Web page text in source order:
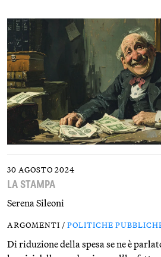
30 AGOSTO 2024
LA STAMPA
Serena Sileoni
ARGOMENTI / POLITICHE
Di riduzione della spesa se ne è